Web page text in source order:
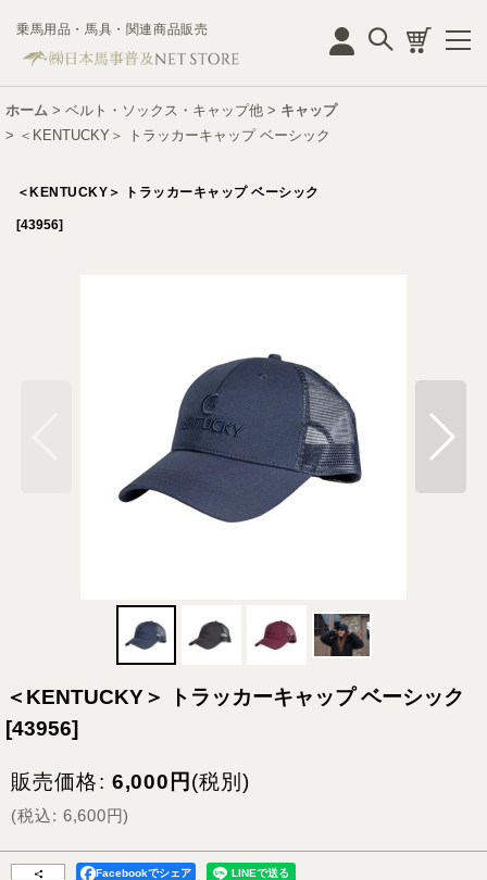
乗馬用品・馬具・関連商品販売
ホーム > ベルト・ソックス・キャップ他 > キャップ
> ＜KENTUCKY＞ トラッカーキャップ ベーシック
＜KENTUCKY＞ トラッカーキャップ ベーシック
[43956]
＜KENTUCKY＞ トラッカーキャップ ベーシック
[43956]
販売価格: 6,000 円 (税別)
(税込: 6,600円)
Facebookでシェア